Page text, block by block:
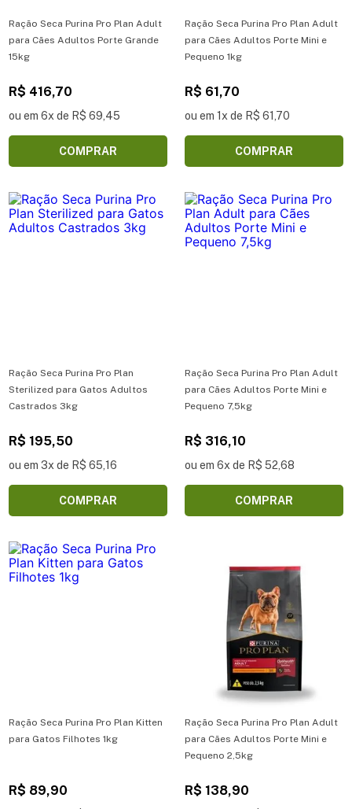
Ração Seca Purina Pro Plan Adult
para Cães Adultos Porte Grande
15kg
R$ 416,70
ou em 6x de R$ 69,45
COMPRAR
Ração Seca Purina Pro Plan Adult
para Cães Adultos Porte Mini e
Pequeno 1kg
R$ 61,70
ou em 1x de R$ 61,70
COMPRAR
Ração Seca Purina Pro Plan
Sterilized para Gatos Adultos
Castrados 3kg
R$ 195,50
ou em 3x de R$ 65,16
COMPRAR
Ração Seca Purina Pro Plan Adult
para Cães Adultos Porte Mini e
Pequeno 7,5kg
R$ 316,10
ou em 6x de R$ 52,68
COMPRAR
Ração Seca Purina Pro Plan Kitten
para Gatos Filhotes 1kg
R$ 89,90
Ração Seca Purina Pro Plan Adult
para Cães Adultos Porte Mini e
Pequeno 2,5kg
R$ 138,90